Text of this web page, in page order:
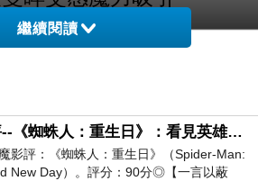
思迷戀鬼才黑斗蓬
劇的舞台
話題
繼續閱讀
影評--《蜘蛛人：重生日》：看見英雄的孤獨與重生
影評：《蜘蛛人：重生日》（Spider-Man:
New Day）。評分：90分◎【一言以蔽